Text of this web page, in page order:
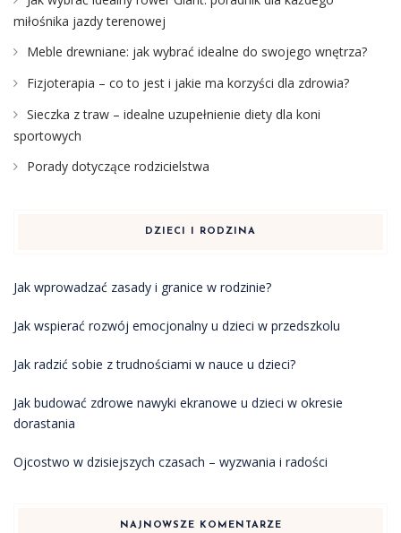
miłośnika jazdy terenowej
Meble drewniane: jak wybrać idealne do swojego wnętrza?
Fizjoterapia – co to jest i jakie ma korzyści dla zdrowia?
Sieczka z traw – idealne uzupełnienie diety dla koni
sportowych
Porady dotyczące rodzicielstwa
DZIECI I RODZINA
Jak wprowadzać zasady i granice w rodzinie?
Jak wspierać rozwój emocjonalny u dzieci w przedszkolu
Jak radzić sobie z trudnościami w nauce u dzieci?
Jak budować zdrowe nawyki ekranowe u dzieci w okresie
dorastania
Ojcostwo w dzisiejszych czasach – wyzwania i radości
NAJNOWSZE KOMENTARZE